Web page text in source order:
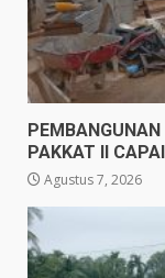
PAKKAT II
Agustus 7, 2026